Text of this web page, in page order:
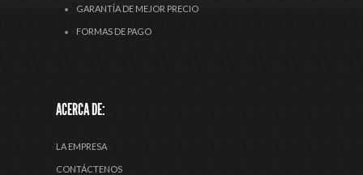
GARANTÍA DE MEJOR PRECIO
FORMAS DE PAGO
ACERCA DE:
LA EMPRESA
CONTÁCTENOS